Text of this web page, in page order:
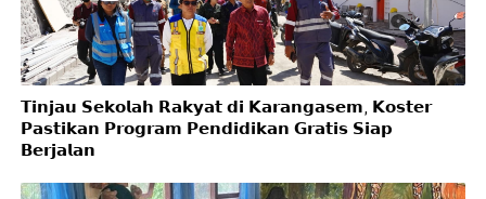
𝗧𝗶𝗻𝗷𝗮𝘂 𝗦𝗲𝗸𝗼𝗹𝗮𝗵 𝗥𝗮𝗸𝘆𝗮𝘁 𝗱𝗶 𝗞𝗮𝗿𝗮𝗻𝗴𝗮𝘀𝗲𝗺, 𝗞𝗼𝘀𝘁𝗲𝗿
𝗣𝗮𝘀𝘁𝗶𝗸𝗮𝗻 𝗣𝗿𝗼𝗴𝗿𝗮𝗺 𝗣𝗲𝗻𝗱𝗶𝗱𝗶𝗸𝗮𝗻 𝗚𝗿𝗮𝘁𝗶𝘀 𝗦𝗶𝗮𝗽
𝗕𝗲𝗿𝗷𝗮𝗹𝗮𝗻